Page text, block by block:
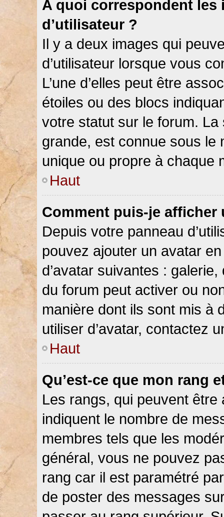
A quoi correspondent les
d’utilisateur ?
Il y a deux images qui
d’utilisateur lorsque vous
L’une d’elles peut être
étoiles ou des blocs
votre statut sur le forum.
grande, est connue sous le
unique ou propre à chaque
Haut
Comment puis-je afficher
Depuis votre panneau
pouvez ajouter un avatar
d’avatar suivantes :
du forum peut activer ou
manière dont ils sont mis à
utiliser d’avatar, contactez
Haut
Qu’est-ce que mon rang
Les rangs, qui peuvent être
indiquent le nombre de
membres tels que les
général, vous ne pouvez
rang car il est paramétré
de poster des messages